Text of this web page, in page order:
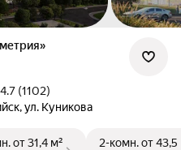
4.7 (1102)
ул. Куникова
от 31,4 м²
2-комн.от 43,5